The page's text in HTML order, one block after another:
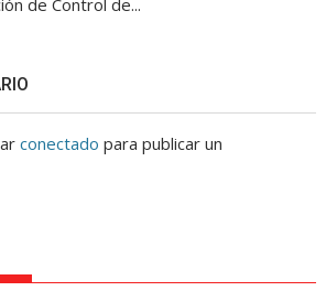
de Control de...
conectado para publicar un